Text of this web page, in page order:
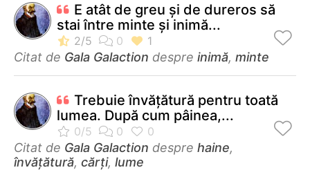
E atât de greu și de dureros să
stai între minte și inimă...
Citat de Gala Galaction despre inimă, minte
Trebuie învăţătură pentru toată
lumea. După cum pâinea,...
Citat de Gala Galaction despre haine,
învățătură, cărți, lume